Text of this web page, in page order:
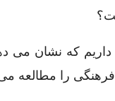
که نشان می
را مطالعه می